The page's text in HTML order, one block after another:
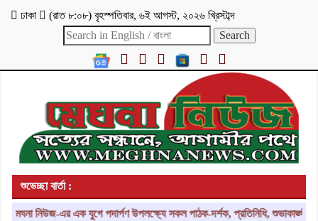
ঢাকা (রাত ৮:০৮) বৃহস্পতিবার, ৬ই আগস্ট, ২০২৬ খ্রিস্টাব্দ
শুভেচ্ছা বার্তা :
নিউজ-এর এক যুগে পদার্পণ উপলক্ষ্যে সকল পাঠক-দর্শক, প্রতিনিধি, শুভাকাঙ্ক্ষী,